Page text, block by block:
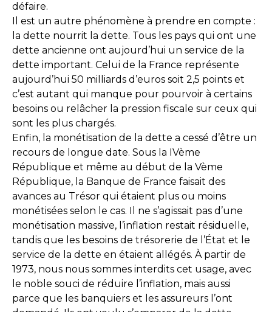
défaire.
Il est un autre phénomène à prendre en compte :
la dette nourrit la dette. Tous les pays qui ont une
dette ancienne ont aujourd’hui un service de la
dette important. Celui de la France représente
aujourd’hui 50 milliards d’euros soit 2,5 points et
c’est autant qui manque pour pourvoir à certains
besoins ou relâcher la pression fiscale sur ceux qui
sont les plus chargés.
Enfin, la monétisation de la dette a cessé d’être un
recours de longue date. Sous la IVème
République et même au début de la Vème
République, la Banque de France faisait des
avances au Trésor qui étaient plus ou moins
monétisées selon le cas. Il ne s’agissait pas d’une
monétisation massive, l’inflation restait résiduelle,
tandis que les besoins de trésorerie de l’État et le
service de la dette en étaient allégés. À partir de
1973, nous nous sommes interdits cet usage, avec
le noble souci de réduire l’inflation, mais aussi
parce que les banquiers et les assureurs l’ont